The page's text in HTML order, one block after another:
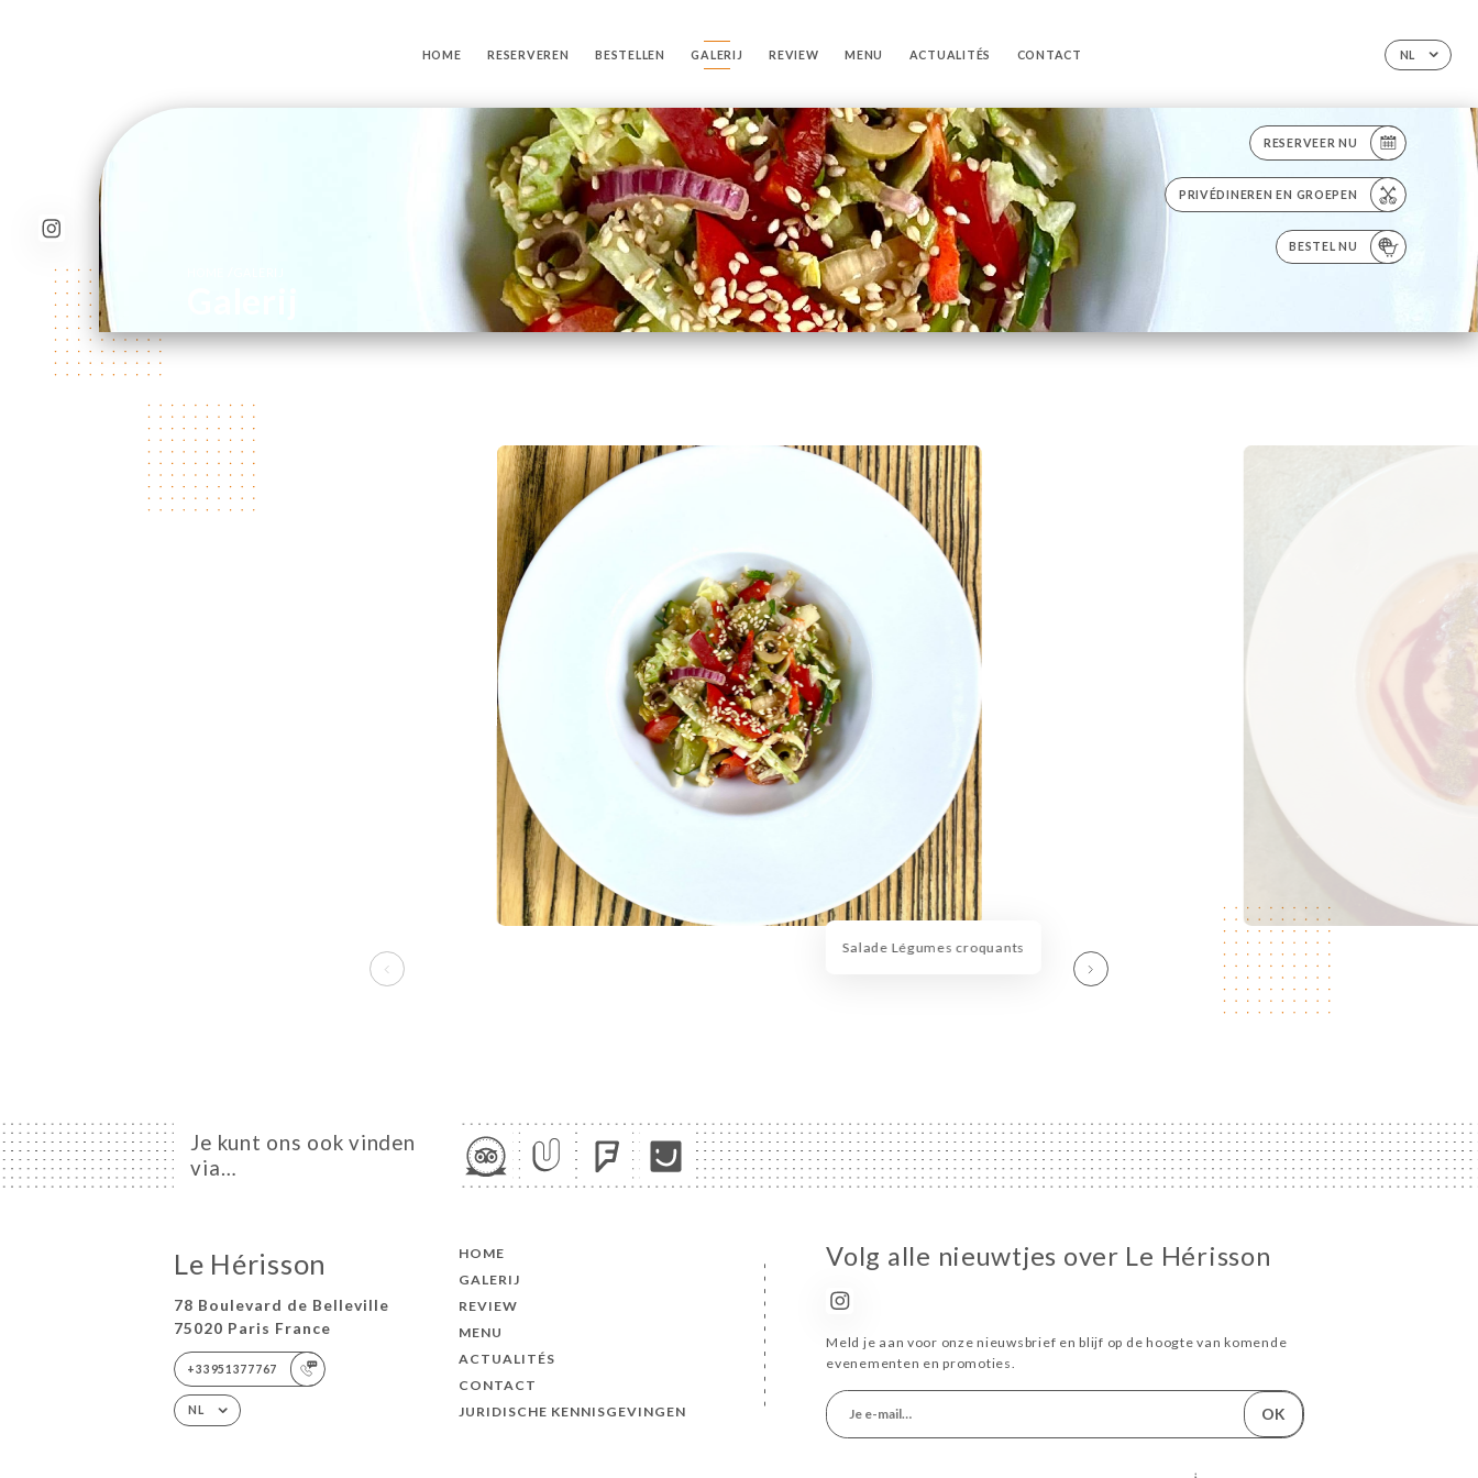
NL
HOME RESERVEREN BESTELLEN GALERIJ REVIEW MENU ACTUALITÉS CONTACT
RESERVEER NU
PRIVÉDINEREN EN GROEPEN
BESTEL NU
Salade Légumes croquants
Je kunt ons ook vinden
via…
Le Hérisson
78 Boulevard de Belleville
75020 Paris France
+33951377767
NL
HOME
GALERIJ
REVIEW
MENU
ACTUALITÉS
CONTACT
JURIDISCHE KENNISGEVINGEN
Volg alle nieuwtjes over Le Hérisson
Meld je aan voor onze nieuwsbrief en blijf op de hoogte van komende
evenementen en promoties.
OK